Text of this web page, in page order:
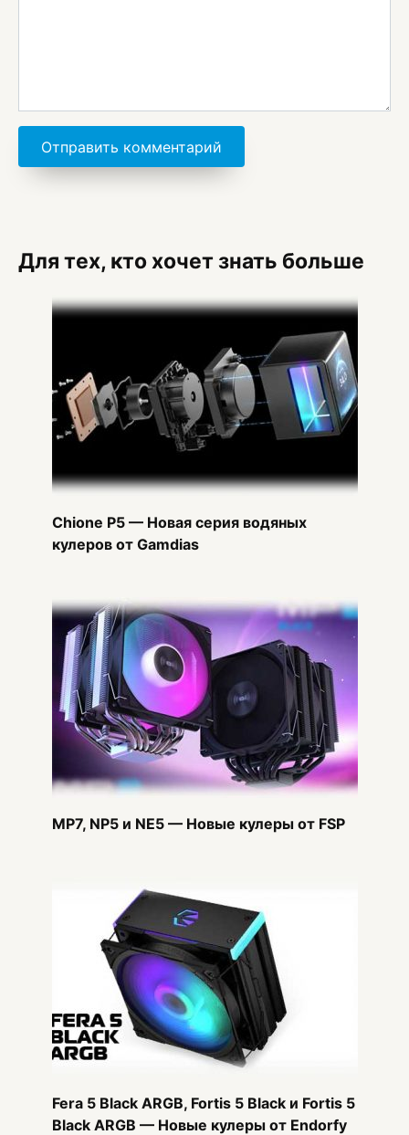
Для тех, кто хочет знать больше
Chione P5 — Новая серия водяных
кулеров от Gamdias
MP7, NP5 и NE5 — Новые кулеры от FSP
Fera 5 Black ARGB, Fortis 5 Black и Fortis 5
Black ARGB — Новые кулеры от Endorfy